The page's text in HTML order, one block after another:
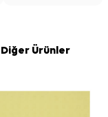
Ürünler